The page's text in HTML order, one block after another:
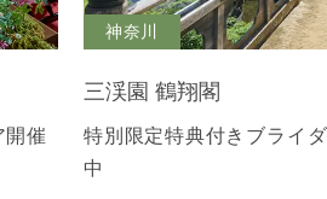
開催
神奈川
三渓園 鶴翔閣
特別限定特典付きブライ
中